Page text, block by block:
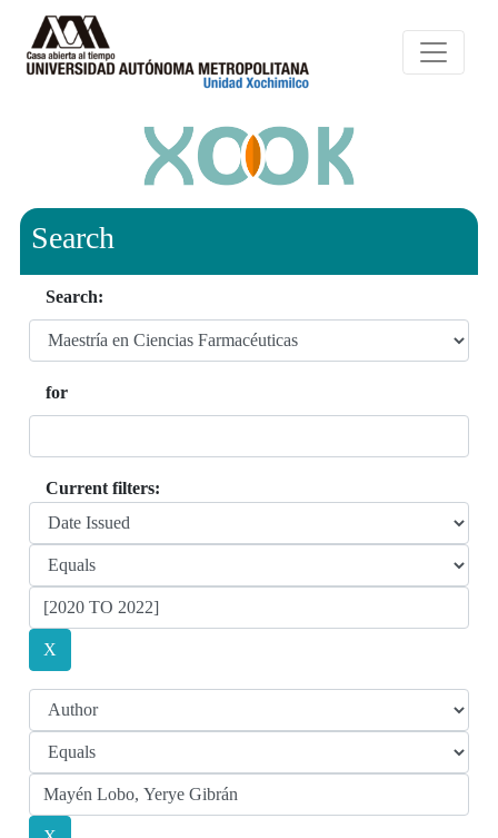
Search
Search:
for
Current filters: